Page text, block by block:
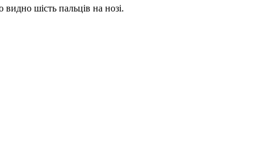
видно шість пальців на нозі.